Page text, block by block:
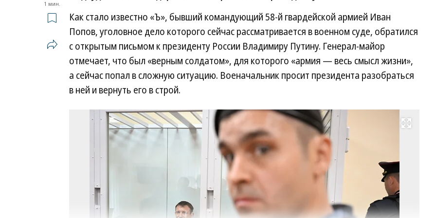
1 мин.
Как стало известно «Ъ», бывший командующий 58-й гвардейской армией Иван
Попов, уголовное дело которого сейчас рассматривается в военном суде, обратился
с открытым письмом к президенту России Владимиру Путину. Генерал-майор
отмечает, что был «верным солдатом», для которого «армия — весь смысл жизни»,
а сейчас попал в сложную ситуацию. Военачальник просит президента разобраться
в ней и вернуть его в строй.
Развернуть на весь экран